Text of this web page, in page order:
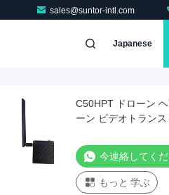
sales@suntor-intl.com
Japanese
C50HPT ドローン
ーン ビデオトランス
今連絡してく
もっと 学ぶ